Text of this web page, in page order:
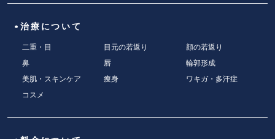
治療について
二重・目 目元の若返り
顔の若返り
鼻
唇
輪郭形成
美肌・スキンケア
痩身
ワキガ・多汗症
コスメ